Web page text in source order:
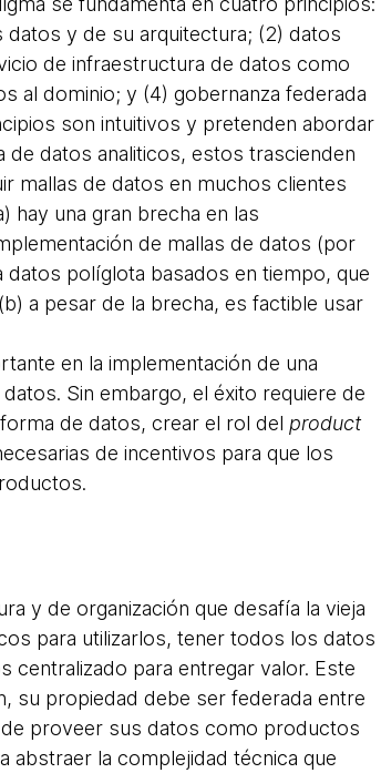
datos y de su arquitectura; (2) datos
de infraestructura de datos como
al dominio; y (4) gobernanza federada
son intuitivos y pretenden abordar
datos analiticos, estos trascienden
mallas de datos en muchos clientes
hay una gran brecha en las
de mallas de datos (por
políglota basados en tiempo, que
a pesar de la brecha, es factible usar
en la implementación de una
Sin embargo, el éxito requiere de
de datos, crear el rol del product
de incentivos para que los
y de organización que desafía la vieja
para utilizarlos, tener todos los datos
centralizado para entregar valor. Este
su propiedad debe ser federada entre
proveer sus datos como productos
abstraer la complejidad técnica que